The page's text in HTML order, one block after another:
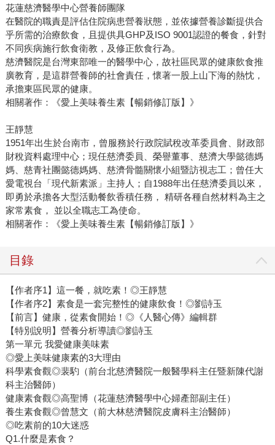
花蓮慈濟醫學中心營養師團隊
在醫院的職責是評估住院病患營養狀態，並依據營養診斷提供合
乎所需的治療飲食，且提供具GHP及ISO 9001認證的餐食，針對
不同疾病施行飲食衛教，及修正飲食行為。
慈濟醫院是台灣東部唯一的醫學中心，故社區民眾的健康飲食推
廣教育，是這群營養師的社會責任，懷著一股上山下海的熱忱，
承擔東區民眾的健康。
相關著作：《愛上美味養生素【暢銷修訂版】》
王靜慧
1951年出生於台南市，曾服務於行政院賦稅改革委員會、財政部
財稅資料處理中心；現任慈濟委員、榮譽董事、慈濟大學懿德媽
媽、慈青社團懿德媽媽、慈濟骨髓關懷小組暨訪視志工；曾任大
愛電視台「現代新素派」主持人；自1988年出任慈濟委員以來，
即勇於承擔各大型活動餐飲香積任務， 精研各種自然材料為主之
家常素食， 並以全職志工為使命。
相關著作：《愛上美味養生素【暢銷修訂版】》
目錄
【作者序1】這一餐，就吃素！◎王靜慧
【作者序2】素食是一套完整性的健康飲食！◎劉詩玉
【前言】健康，從素食開始！◎《人醫心傳》編輯群
【特別說明】營養分析導讀◎劉詩玉
第一單元 我愛健康美味素
◎愛上美味健康素的3大理由
科學素食觀◎裴馰（前台北慈濟醫院一般醫學科主任暨新陳代謝
科主治醫師）
健康素食觀◎高聖博（花蓮慈濟醫學中心婦產部副主任）
養生素食觀◎曾慧文（前大林慈濟醫院皮膚科主治醫師）
◎吃素前的10大迷惑
Q1.什麼是素食？